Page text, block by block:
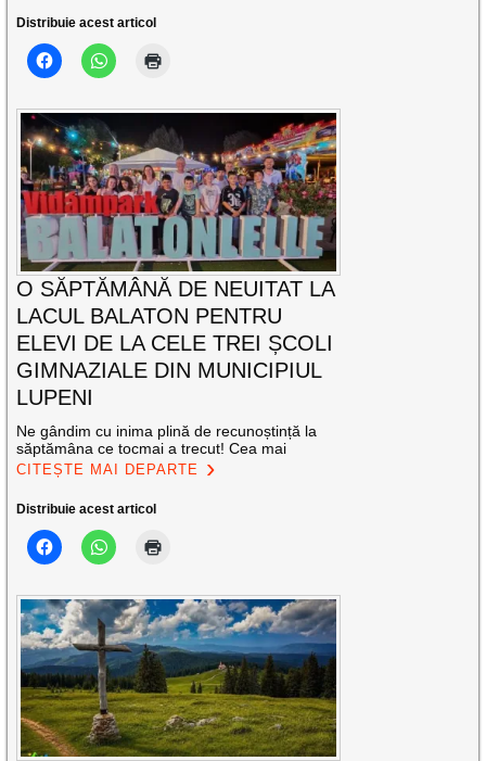
Distribuie acest articol
O SĂPTĂMÂNĂ DE NEUITAT LA
LACUL BALATON PENTRU
ELEVI DE LA CELE TREI ȘCOLI
GIMNAZIALE DIN MUNICIPIUL
LUPENI
Ne gândim cu inima plină de recunoștință la
săptămâna ce tocmai a trecut! Cea mai
CITEȘTE MAI DEPARTE
Distribuie acest articol